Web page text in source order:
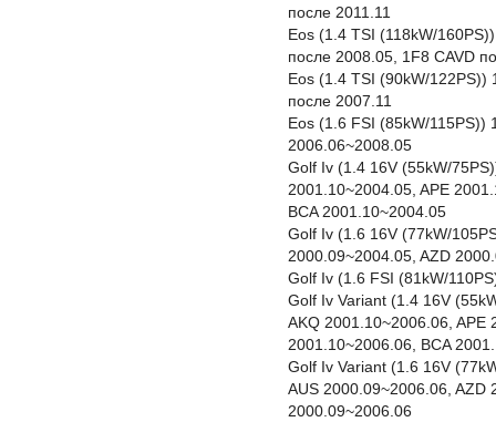
после 2011.11
Eos (1.4 TSI (118kW/
после 2008.05, 1F8 CAVD
Eos (1.4 TSI (90kW/122PS))
после 2007.11
Eos (1.6 FSI (85kW/115PS))
2006.06~2008.05
Golf Iv (1.4 16V (55kW/
2001.10~2004.05, APE
BCA 2001.10~2004.05
Golf Iv (1.6 16V (77kW/
2000.09~2004.05, AZD
Golf Iv (1.6 FSI (81kW/
Golf Iv Variant (1.4 16V
AKQ 2001.10~2006.06, APE
2001.10~2006.06, BCA
Golf Iv Variant (1.6 16V
AUS 2000.09~2006.06, AZD
2000.09~2006.06